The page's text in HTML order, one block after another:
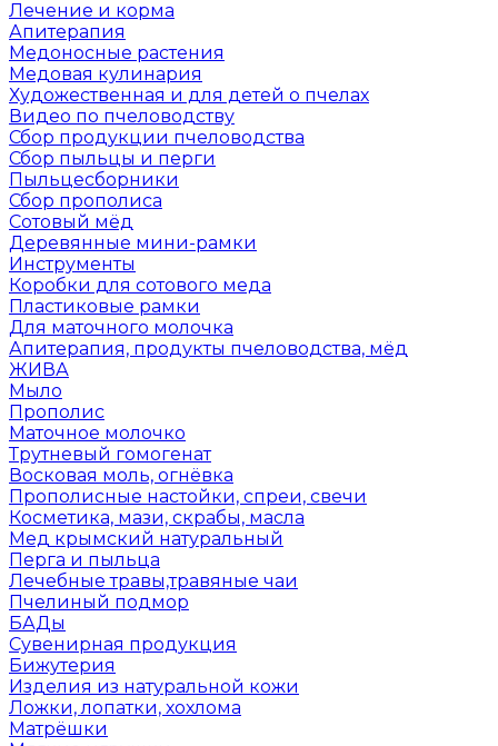
Лечение и корма
Апитерапия
Медоносные растения
Медовая кулинария
Художественная и для детей о пчелах
Видео по пчеловодству
Сбор продукции пчеловодства
Сбор пыльцы и перги
Пыльцесборники
Сбор прополиса
Сотовый мёд
Деревянные мини-рамки
Инструменты
Коробки для сотового меда
Пластиковые рамки
Для маточного молочка
Апитерапия, продукты пчеловодства, мёд
ЖИВА
Мыло
Прополис
Маточное молочко
Трутневый гомогенат
Восковая моль, огнёвка
Прополисные настойки, спреи, свечи
Косметика, мази, скрабы, масла
Мед крымский натуральный
Перга и пыльца
Лечебные травы,травяные чаи
Пчелиный подмор
БАДы
Сувенирная продукция
Бижутерия
Изделия из натуральной кожи
Ложки, лопатки, хохлома
Матрёшки